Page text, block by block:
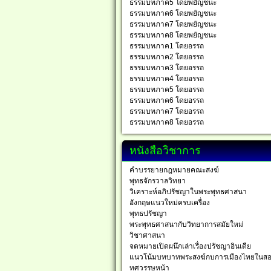
ธรรมบทภาค5 โดยพยัญชนะ
ธรรมบทภาค6 โดยพยัญชนะ
ธรรมบทภาค7 โดยพยัญชนะ
ธรรมบทภาค8 โดยพยัญชนะ
ธรรมบทภาค1 โดยอรรถ
ธรรมบทภาค2 โดยอรรถ
ธรรมบทภาค3 โดยอรรถ
ธรรมบทภาค4 โดยอรรถ
ธรรมบทภาค5 โดยอรรถ
ธรรมบทภาค6 โดยอรรถ
ธรรมบทภาค7 โดยอรรถ
ธรรมบทภาค8 โดยอรรถ
หนังสือวิชาการ
คำบรรยายกฎหมายคณะสงฆ์
พุทธจักรวาลวิทยา
วิเคราะห์อภิปรัชญาในพระพุทธศาสนา
อังกฤษแนวใหม่ครบเครื่อง
พุทธปรัชญา
พระพุทธศาสนากับวิทยาการสมัยใหม่
วิชาศาสนา
จดหมายเปิดผนึกเล่าเรื่องปรัชญาอินเดีย
แนวโน้มบทบาทพระสงฆ์กบการเมืองไทยในส
ทศวรรษหน้า